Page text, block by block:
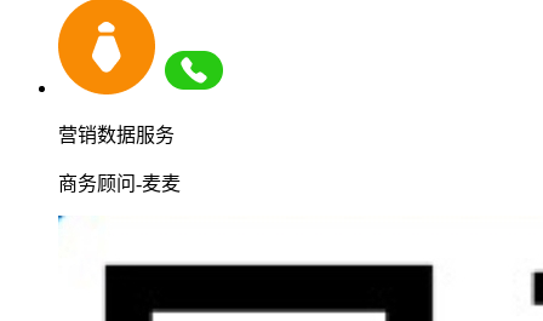
营销数据服务
商务顾问-麦麦